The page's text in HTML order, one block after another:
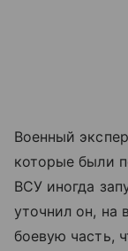
Военный
которые были
ВСУ иногда
уточнил он, на
боевую часть,